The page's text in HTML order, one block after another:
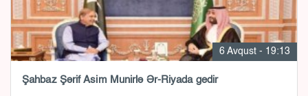
6 Avqust - 19:13
Şahbaz Şərif Asim Munirlə Ər-Riyada gedir